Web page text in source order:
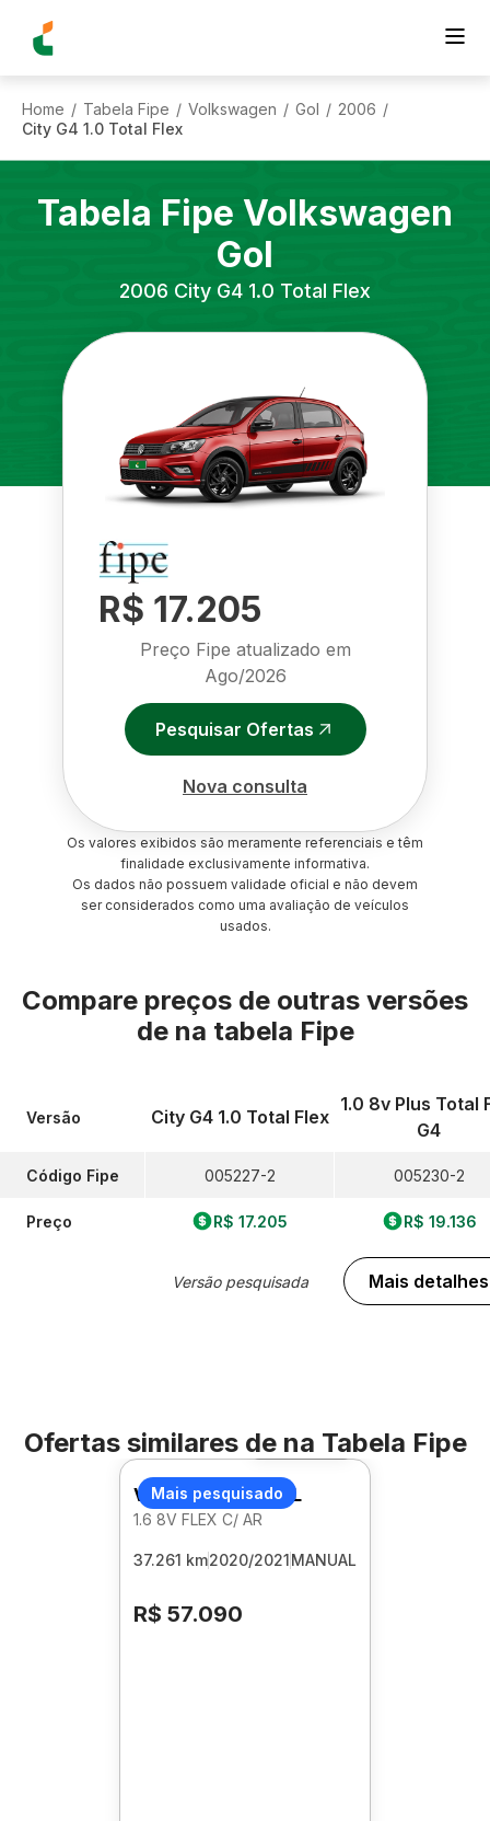
Home / Tabela Fipe / Volkswagen / Gol / 2006 /
City G4 1.0 Total Flex
Tabela Fipe Volkswagen
Gol
2006 City G4 1.0 Total Flex
R$ 17.205
Preço Fipe atualizado em
Ago/2026
Pesquisar Ofertas
Nova consulta
Os valores exibidos são meramente referenciais e têm
finalidade exclusivamente informativa.
Os dados não possuem validade oficial e não devem
ser considerados como uma avaliação de veículos
usados.
Compare preços de outras versões
de na tabela Fipe
Versão
Código Fipe
Preço
City G4 1.0 Total Flex
005227-2
R$ 17.205
Versão pesquisada
1.0 8v Plus Total
G4
005230-2
R$ 19.136
Mais detalhes
Ofertas similares de na Tabela Fipe
Mais pesquisado
Foto 360º
VOLKSWAGEN GOL
1.6 8V FLEX C/ AR
37.261 km2020/2021MANUAL
R$ 57.090